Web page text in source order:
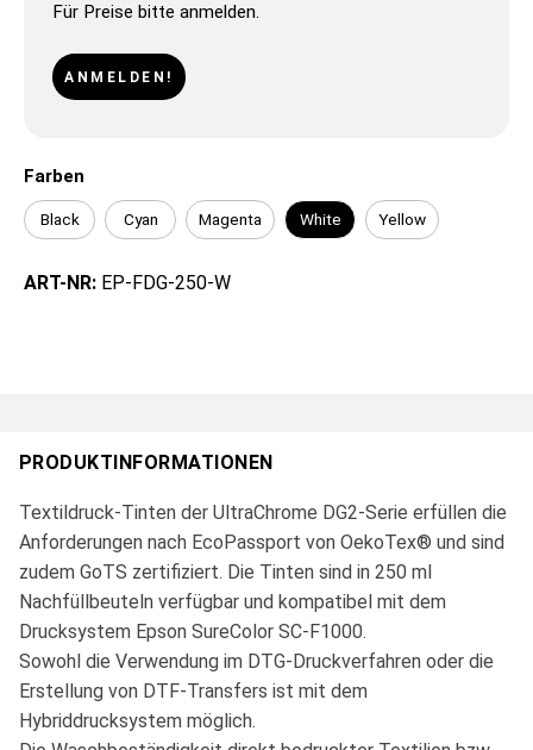
Für Preise bitte anmelden.
ANMELDEN!
Farben
Black Cyan Magenta White Yellow
ART-NR: EP-FDG-250-W
PRODUKTINFORMATIONEN
Textildruck-Tinten der UltraChrome DG2-Serie erfüllen die
Anforderungen nach EcoPassport von OekoTex® und sind
zudem GoTS zertifiziert. Die Tinten sind in 250 ml
Nachfüllbeuteln verfügbar und kompatibel mit dem
Drucksystem Epson SureColor SC-F1000.
Sowohl die Verwendung im DTG-Druckverfahren oder die
Erstellung von DTF-Transfers ist mit dem
Hybriddrucksystem möglich.